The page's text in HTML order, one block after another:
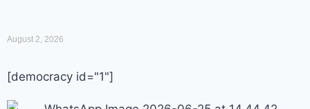
August 2, 2026
[democracy id="1"]